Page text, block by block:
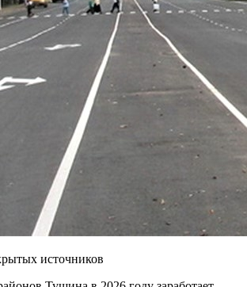
источников